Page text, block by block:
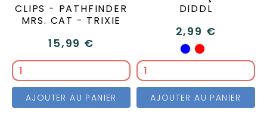
CLIPS - PATHFINDER
MRS. CAT - TRIXIE
15,99 €
AJOUTER AU PANIER
DIDDL
2,99 €
BleuRouge
AJOUTER AU PANIER